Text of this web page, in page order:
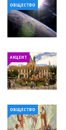
ОБЩЕСТВО
АКЦЕНТ
ОБЩЕСТВО